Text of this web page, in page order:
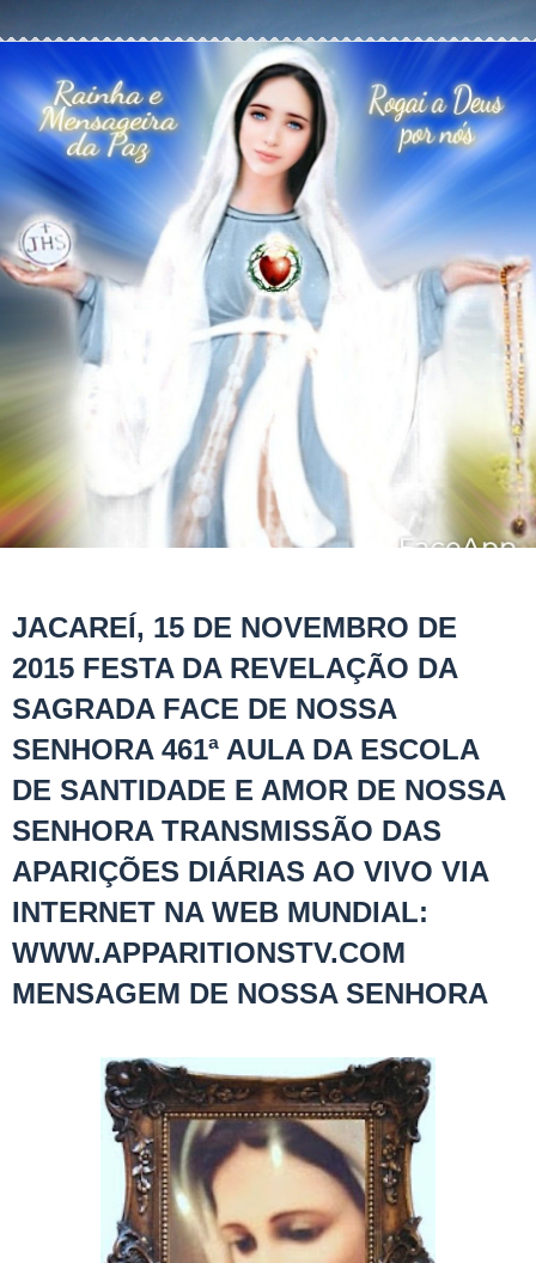
JACAREÍ, 15 DE NOVEMBRO DE
2015 FESTA DA REVELAÇÃO DA
SAGRADA FACE DE NOSSA
SENHORA 461ª AULA DA ESCOLA
DE SANTIDADE E AMOR DE NOSSA
SENHORA TRANSMISSÃO DAS
APARIÇÕES DIÁRIAS AO VIVO VIA
INTERNET NA WEB MUNDIAL:
WWW.APPARITIONSTV.COM
MENSAGEM DE NOSSA SENHORA